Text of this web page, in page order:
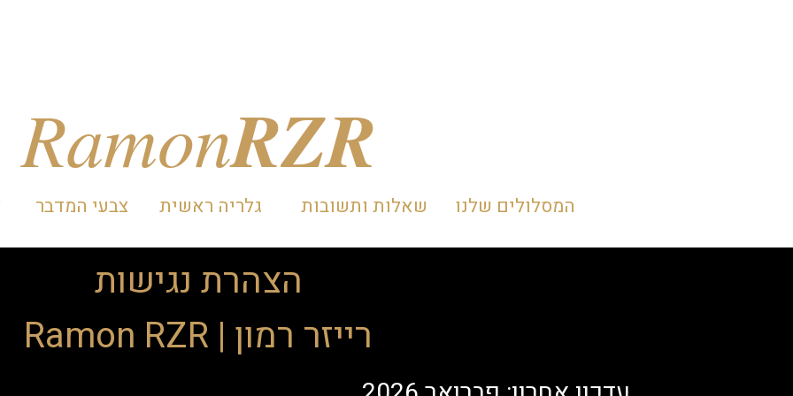
RamonRZR
המסלולים שלנו שאלות ותשובות גלריה ראשית צבעי המדבר
הצהרת נגישות
רייזר רמון | Ramon RZR